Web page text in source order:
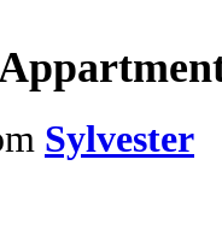
Sylvester